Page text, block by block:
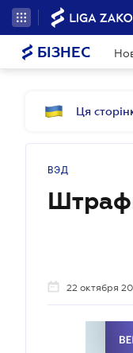
БІЗНЕС
Ця
ВЭД
22 октября